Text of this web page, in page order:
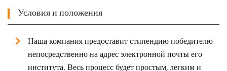
Условия и положения
Наша компания предоставит стипендию победителю
непосредственно на адрес электронной почты его
института. Весь процесс будет простым, легким и